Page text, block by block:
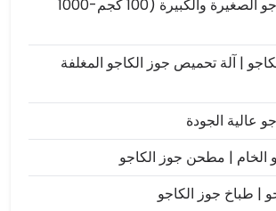
آلات معالجة الكاجو الصغيرة والكبيرة (100 كجم-1000
| آلة تحميص جوز الكاجو المغلفة
عالية الجودة
الخام | مطحن جوز الكاجو
| طباخ جوز الكاجو